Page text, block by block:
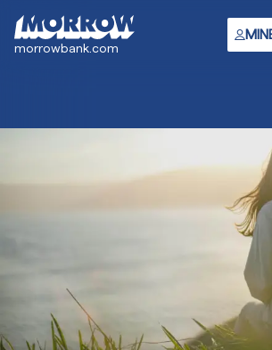
hovedinnhold
morrowbank.com